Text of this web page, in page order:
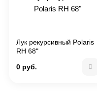
Лук рекурсивный Polaris
RH 68"
0 руб.